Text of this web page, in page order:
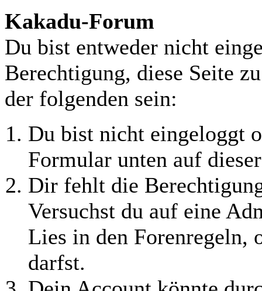
Kakadu-Forum
Du bist entweder nicht
Berechtigung, diese Seite
der folgenden sein:
Du bist nicht eingeloggt
Formular unten auf
Dir fehlt die
Versuchst du auf eine
Lies in den Forenregeln,
darfst.